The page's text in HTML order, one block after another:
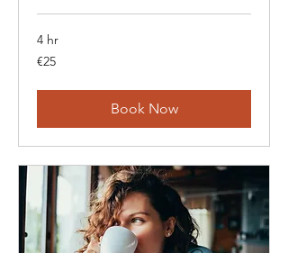
4 hr
25
euros
€25
Book Now